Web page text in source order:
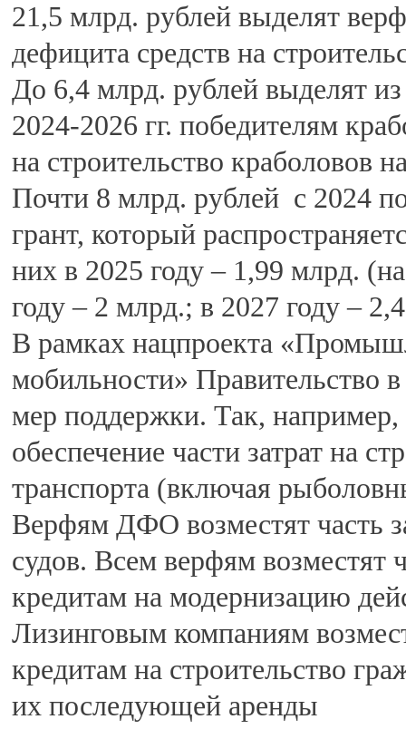
21,5 млрд. рублей выделят
дефицита средств на
До 6,4 млрд. рублей выделят
2024-2026 гг. победителям
на строительство краболовов
Почти 8 млрд. рублей с 2024
грант, который
них в 2025 году – 1,99 млрд.
году – 2 млрд.; в 2027 году –
В рамках нацпроекта
мобильности» Правительство
мер поддержки. Так,
обеспечение части затрат на
транспорта (включая
Верфям ДФО возместят часть
судов. Всем верфям возместят
кредитам на модернизацию
Лизинговым компаниям
кредитам на строительство
их последующей аренды